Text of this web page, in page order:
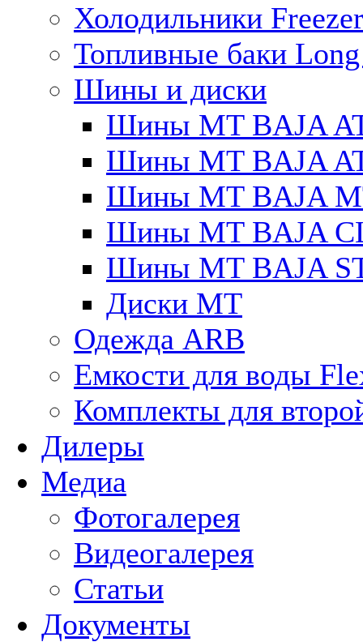
Холодильники
Топливные баки
Шины и диски
Шины MT BAJA
Шины MT BAJA
Шины MT BAJA
Шины MT BAJA
Шины MT BAJA
Диски MT
Одежда ARB
Емкости для воды
Комплекты для
Дилеры
Медиа
Фотогалерея
Видеогалерея
Статьи
Документы